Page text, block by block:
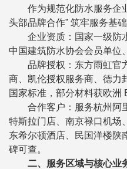
作为规范化防水服务企
头部品牌合作” 筑牢服务基础
企业资质：国家一级防
中国建筑防水协会会员单位
品牌授权：东方雨虹官
商、凯伦授权服务商、德力
国家标准，部分材料获欧洲
合作客户：服务杭州阿
特斯拉门店、南京禄口机场
东希尔顿酒店、民国洋楼陕
碑可查。
二、服务区域与核心业